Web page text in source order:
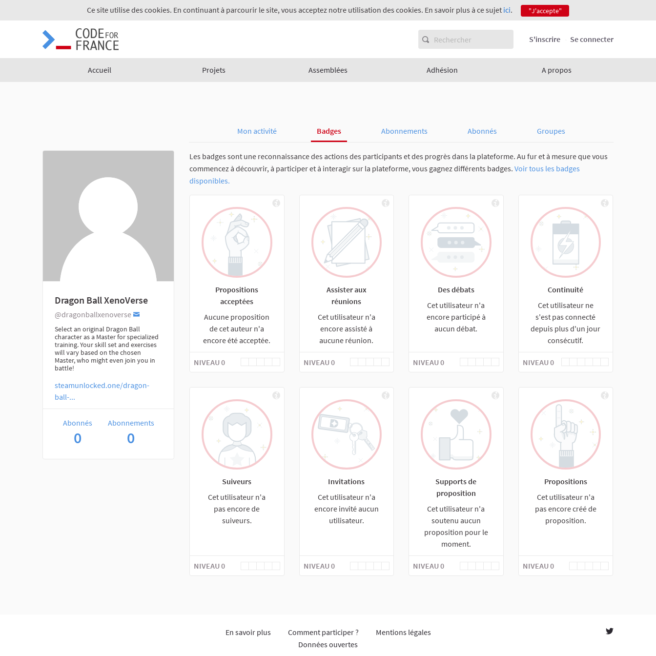
Ce site utilise des cookies. En continuant à parcourir le site, vous acceptez notre utilisation des cookies. En savoir plus à ce sujet ici. "J'accepte"
S'inscrire Se connecter
Accueil Projets Assemblées Adhésion A propos
Mon activité Badges Abonnements Abonnés Groupes
Dragon Ball XenoVerse
@dragonballxenoverse
Select an original Dragon Ball
character as a Master for specialized
training. Your skill set and exercises
will vary based on the chosen
Master, who might even join you in
battle!
steamunlocked.one/dragon-
ball-...
Abonnés
0
Abonnements
0
Les badges sont une reconnaissance des actions des participants et des progrès dans la plateforme. Au fur et à mesure que vous
commencez à découvrir, à participer et à interagir sur la plateforme, vous gagnez différents badges. Voir tous les badges
disponibles.
Propositions
acceptées
Aucune proposition
de cet auteur n'a
encore été acceptée.
NIVEAU 0
Assister aux
réunions
Cet utilisateur n'a
encore assisté à
aucune réunion.
NIVEAU 0
Des débats
Cet utilisateur n'a
encore participé à
aucun débat.
NIVEAU 0
Continuité
Cet utilisateur ne
s'est pas connecté
depuis plus d'un jour
consécutif.
NIVEAU 0
Suiveurs
Cet utilisateur n'a
pas encore de
suiveurs.
NIVEAU 0
Invitations
Cet utilisateur n'a
encore invité aucun
utilisateur.
NIVEAU 0
Supports de
proposition
Cet utilisateur n'a
soutenu aucun
proposition pour le
moment.
NIVEAU 0
Propositions
Cet utilisateur n'a
pas encore créé de
proposition.
NIVEAU 0
En savoir plus Comment participer ?
Mentions légales
Données ouvertes